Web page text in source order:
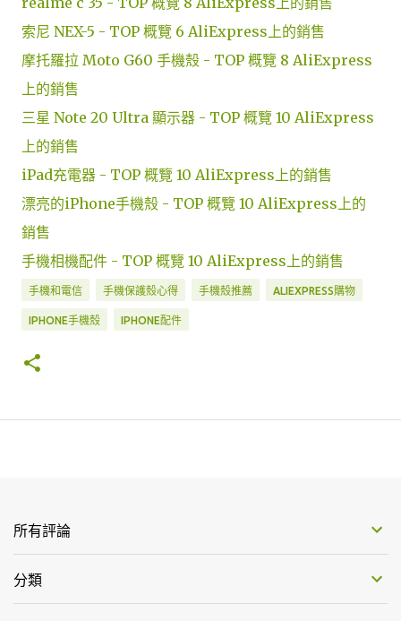
索尼 NEX-5 - TOP 概覽 6 AliExpress上的銷售
摩托羅拉 Moto G60 手機殼 - TOP 概覽 8 AliExpress
上的銷售
三星 Note 20 Ultra 顯示器 - TOP 概覽 10 AliExpress
上的銷售
iPad充電器 - TOP 概覽 10 AliExpress上的銷售
漂亮的iPhone手機殼 - TOP 概覽 10 AliExpress上的
銷售
手機相機配件 - TOP 概覽 10 AliExpress上的銷售
手機和電信 手機保護殼心得 手機殼推薦 ALIEXPRESS購物
IPHONE手機殼 IPHONE配件
所有評論
分類